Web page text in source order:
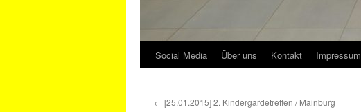
Social Media Über uns Kontakt Impressum
← [25.01.2015] 2. Kindergardetreffen / Mainburg